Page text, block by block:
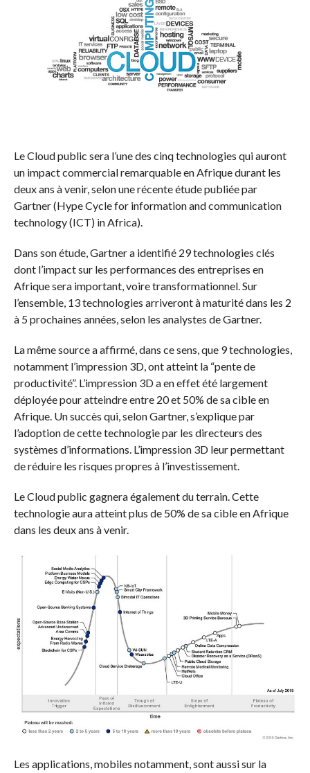
Le Cloud public sera l’une des cinq technologies qui auront
un impact commercial remarquable en Afrique durant les
deux ans à venir, selon une récente étude publiée par
Gartner (Hype Cycle for information and communication
technology (ICT) in Africa).
Dans son étude, Gartner a identifié 29 technologies clés
dont l’impact sur les performances des entreprises en
Afrique sera important, voire transformationnel. Sur
l’ensemble, 13 technologies arriveront à maturité dans les 2
à 5 prochaines années, selon les analystes de Gartner.
La même source a affirmé, dans ce sens, que 9 technologies,
notamment l’impression 3D, ont atteint la “pente de
productivité”. L’impression 3D a en effet été largement
déployée pour atteindre entre 20 et 50% de sa cible en
Afrique. Un succès qui, selon Gartner, s’explique par
l’adoption de cette technologie par les directeurs des
systèmes d’informations. L’impression 3D leur permettant
de réduire les risques propres à l’investissement.
Le Cloud public gagnera également du terrain. Cette
technologie aura atteint plus de 50% de sa cible en Afrique
dans les deux ans à venir.
Les applications, mobiles notamment, sont aussi sur la